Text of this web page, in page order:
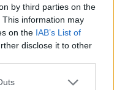
by third parties on the
This information may
on the IAB’s List of
disclose it to other